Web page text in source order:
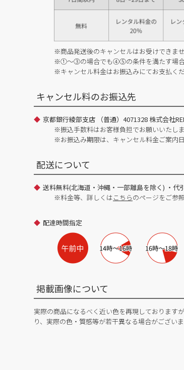
※商品発送後のキャンセルはお受けできま
※①～③の場合でも④⑤の条件を満たす場合
※キャンセル料金はお振込みにてお支払くだ
キャンセル料のお振込先
京都銀行綾部支店 （普通）4071328 株式会社
※振込手数料はお客様負担でお願いいたしま
※お振込み期限は、キャンセル料金ご案内
配送について
送料無料(北海道・沖縄・一部離島を除く) ・代
※料金等、詳しくはこちらのページをご参
配達時間指定
掲載画像について
実際の商品になるべく近い色を再現しております
り、実際の色・質感等が若干異なる場合がございま